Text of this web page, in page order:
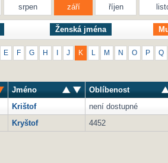
srpen září říjen
Ženská jména
E F G H J K M N O P Q
Jméno Oblíbenost
Krištof není dostupné
Kryštof 4452